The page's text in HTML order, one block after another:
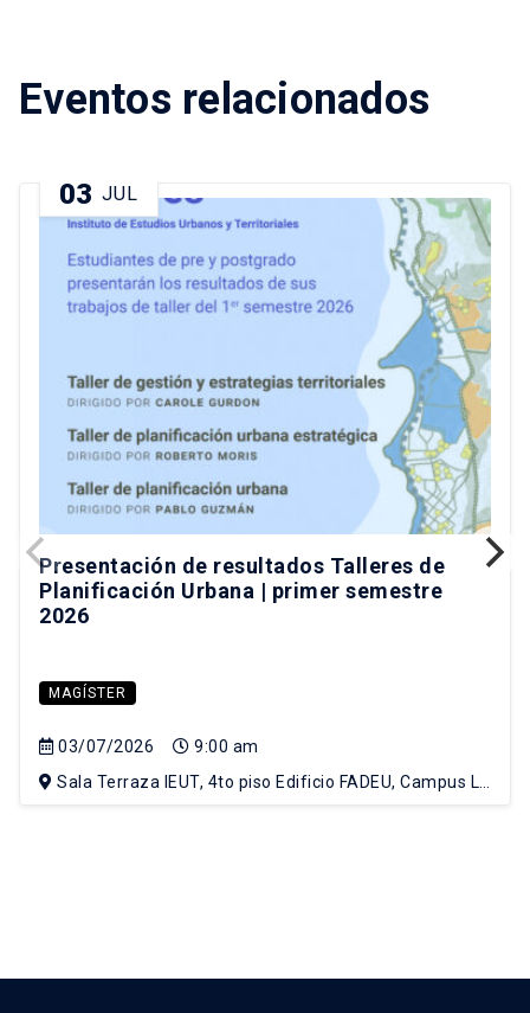
Eventos relacionados
03 JUL
Presentación de resultados Talleres de
Planificación Urbana | primer semestre
2026
MAGÍSTER
03/07/2026
9:00 am
Sala Terraza IEUT, 4to piso Edificio FADEU, Campus Lo